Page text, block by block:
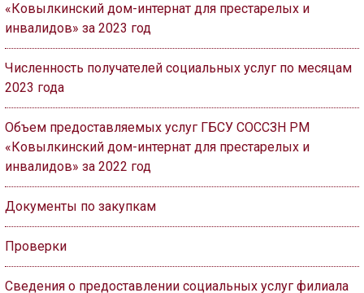
«Ковылкинский дом-интернат для престарелых и
инвалидов» за 2023 год
Численность получателей социальных услуг по месяцам
2023 года
Объем предоставляемых услуг ГБСУ СОССЗН РМ
«Ковылкинский дом-интернат для престарелых и
инвалидов» за 2022 год
Документы по закупкам
Проверки
Сведения о предоставлении социальных услуг филиала